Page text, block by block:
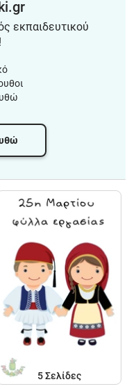
εκπαιδευτικού
5Σελίδες